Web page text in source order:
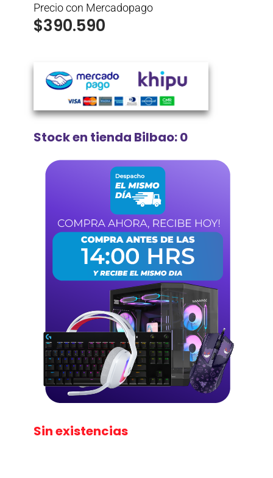
Precio con Mercadopago
$390.590
Stock en tienda Bilbao: 0
Sin existencias